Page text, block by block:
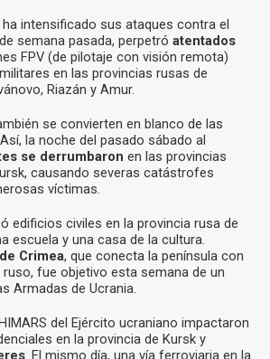
ha intensificado sus ataques contra el
semana pasada, perpetró atentados
FPV (de pilotaje con visión remota)
en las provincias rusas de
Riazán y Amur.
se convierten en blanco de las
la noche del pasado sábado al
se derrumbaron en las provincias
causando severas catástrofes
víctimas.
edificios civiles en la provincia rusa de
escuela y una casa de la cultura.
Crimea, que conecta la península con
fue objetivo esta semana de un
Armadas de Ucrania.
del Ejército ucraniano impactaron
en la provincia de Kursk y
. El mismo día, una vía ferroviaria en la